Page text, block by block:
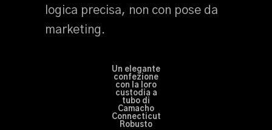
logica precisa, non con pose da
marketing.
Un elegante
confezione
con la loro
custodia a
tubo di
Camacho
Connecticut
Robusto